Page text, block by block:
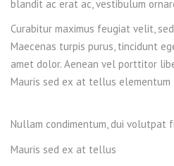
blandit ac erat ac, vestibulum
Curabitur maximus feugiat velit,
Maecenas turpis purus, tincidunt
amet dolor. Aenean vel porttitor
Mauris sed ex at tellus elementum
Nullam condimentum, dui volutpat
Mauris sed ex at tellus